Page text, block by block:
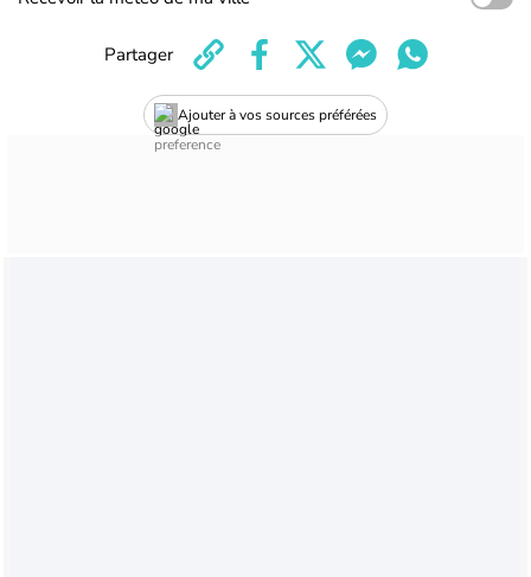
Ajouter à vos sources préférées
Partager